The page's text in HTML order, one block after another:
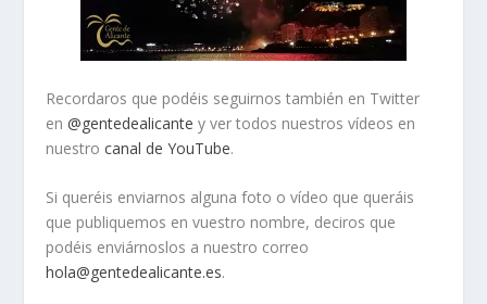
Recordaros que podéis seguirnos también en Twitter
en@gentedealicante y ver todos nuestros vídeos en
nuestrocanal de YouTube.
Si queréis enviarnos alguna foto o vídeo que queráis
que publiquemos en vuestro nombre, deciros que
podéis enviárnoslos a nuestro correo
hola@gentedealicante.es.